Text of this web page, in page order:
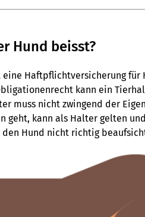
Hund beisst?
Haftpflichtversicherung für
kann ein
muss nicht zwingend der
geht, kann als Halter gelten
den Hund nicht richtig